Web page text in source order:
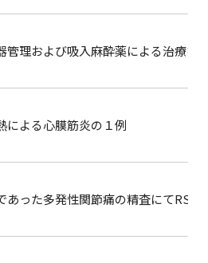
管理および吸入麻酔薬による治療を
による心膜筋炎の１例
あった多発性関節痛の精査にて